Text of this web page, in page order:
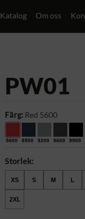
Katalog Om oss
PW01
Färg: Red 5600
5600 8900 9200 9600 9900
Storlek:
XS S M L
2XL